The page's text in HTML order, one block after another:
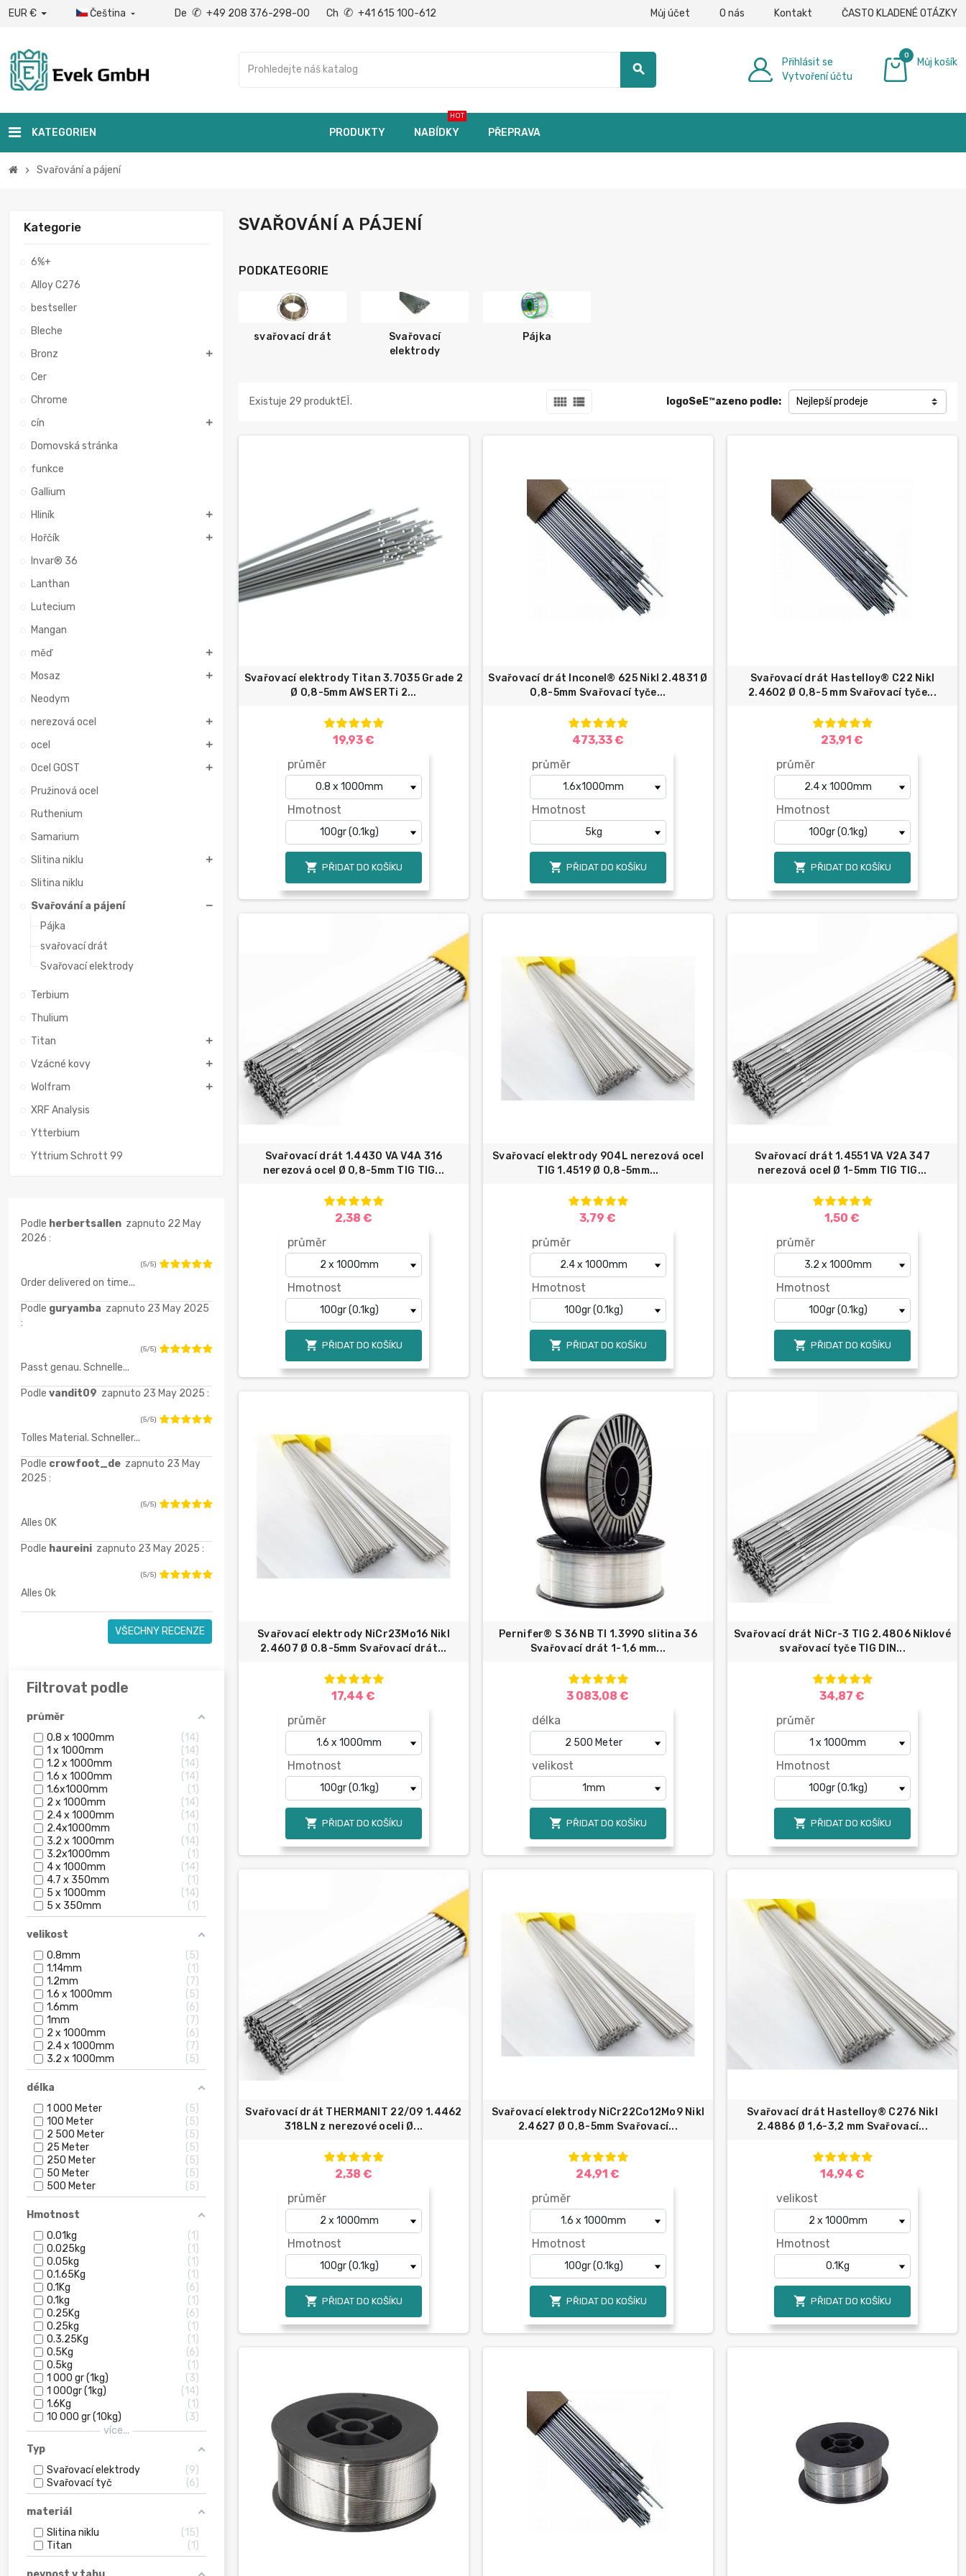
EUR € Čeština  De ✆ +49 208 376-298-00 Ch ✆ +41 615 100-612 Můj účet O nás Kontakt ČASTO KLADENÉ OTÁZKY
search
Přihlásit se
Vytvoření účtu
0
Můj košík
KATEGORIEN PRODUKTY NABÍDKY
HOT
PŘEPRAVA
chevron_right Svařování a pájení
Kategorie
6%+
Alloy C276
bestseller
Bleche
Bronz
Cer
Chrome
cín
Domovská stránka
funkce
Gallium
Hliník
Hořčík
Invar® 36
Lanthan
Lutecium
Mangan
měď
Mosaz
Neodym
nerezová ocel
ocel
Ocel GOST
Pružinová ocel
Ruthenium
Samarium
Slitina niklu
Slitina niklu
Svařování a pájení
Pájka
svařovací drát
Svařovací elektrody
Terbium
Thulium
Titan
Vzácné kovy
Wolfram
XRF Analysis
Ytterbium
Yttrium Schrott 99
Podle herbertsallen zapnuto 22 May
2026 :
(5/5)
Order delivered on time...
Podle guryamba zapnuto 23 May 2025
:
(5/5)
Passt genau. Schnelle...
Podle vandit09 zapnuto 23 May 2025 :
(5/5)
Tolles Material. Schneller...
Podle crowfoot_de zapnuto 23 May
2025 :
(5/5)
Alles OK
Podle haureini zapnuto 23 May 2025 :
(5/5)
Alles Ok
VŠECHNY RECENZE
Filtrovat podle
průměr
0.8 x 1000mm
14
1 x 1000mm
14
1.2 x 1000mm
14
1.6 x 1000mm
14
1.6x1000mm
1
2 x 1000mm
14
2.4 x 1000mm
14
2.4x1000mm
1
3.2 x 1000mm
14
3.2x1000mm
1
4 x 1000mm
14
4.7 x 350mm
1
5 x 1000mm
14
5 x 350mm
1
velikost
0.8mm
5
1.14mm
1
1.2mm
7
1.6 x 1000mm
5
1.6mm
6
1mm
7
2 x 1000mm
6
2.4 x 1000mm
7
3.2 x 1000mm
5
délka
1 000 Meter
5
100 Meter
5
2 500 Meter
5
25 Meter
5
250 Meter
5
50 Meter
5
500 Meter
5
Hmotnost
0.01kg
1
0.025kg
1
0.05kg
1
0.1.65Kg
1
0.1Kg
6
0.1kg
1
0.25Kg
6
0.25kg
1
0.3.25Kg
1
0.5Kg
6
0.5kg
1
1 000 gr (1kg)
3
1 000gr (1kg)
14
1.6Kg
1
10 000 gr (10kg)
3
více...
Typ
Svařovací elektrody
9
Svařovací tyč
6
materiál
Slitina niklu
15
Titan
1
SVAŘOVÁNÍ A PÁJENÍ
PODKATEGORIE
svařovací drát
Svařovací
elektrody
Pájka
view_comfy view_list logoSeЕ™azeno podle: Nejlepší prodeje
Existuje 29 produktЕЇ.
Svařovací elektrody Titan 3.7035 Grade 2
Ø 0,8-5mm AWS ERTi 2...
19,93 €
průměr
Hmotnost
 PŘIDAT DO KOŠÍKU
Svařovací drát Inconel® 625 Nikl 2.4831 Ø
0,8-5mm Svařovací tyče...
473,33 €
průměr
Hmotnost
 PŘIDAT DO KOŠÍKU
Svařovací drát Hastelloy® C22 Nikl
2.4602 Ø 0,8-5 mm Svařovací tyče...
23,91 €
průměr
Hmotnost
 PŘIDAT DO KOŠÍKU
Svařovací drát 1.4430 VA V4A 316
nerezová ocel Ø 0,8-5mm TIG TIG...
2,38 €
průměr
Hmotnost
 PŘIDAT DO KOŠÍKU
Svařovací elektrody 904L nerezová ocel
TIG 1.4519 Ø 0,8-5mm...
3,79 €
průměr
Hmotnost
 PŘIDAT DO KOŠÍKU
Svařovací drát 1.4551 VA V2A 347
nerezová ocel Ø 1-5mm TIG TIG...
1,50 €
průměr
Hmotnost
 PŘIDAT DO KOŠÍKU
Svařovací elektrody NiCr23Mo16 Nikl
2.4607 Ø 0.8-5mm Svařovací drát...
17,44 €
průměr
Hmotnost
 PŘIDAT DO KOŠÍKU
Pernifer® S 36 NB TI 1.3990 slitina 36
Svařovací drát 1-1,6 mm...
3 083,08 €
délka
velikost
 PŘIDAT DO KOŠÍKU
Svařovací drát NiCr-3 TIG 2.4806 Niklové
svařovací tyče TIG DIN...
34,87 €
průměr
Hmotnost
 PŘIDAT DO KOŠÍKU
Svařovací drát THERMANIT 22/09 1.4462
318LN z nerezové oceli Ø...
2,38 €
průměr
Hmotnost
 PŘIDAT DO KOŠÍKU
Svařovací elektrody NiCr22Co12Mo9 Nikl
2.4627 Ø 0,8-5mm Svařovací...
24,91 €
průměr
Hmotnost
 PŘIDAT DO KOŠÍKU
Svařovací drát Hastelloy® C276 Nikl
2.4886 Ø 1,6-3,2 mm Svařovací...
14,94 €
velikost
Hmotnost
 PŘIDAT DO KOŠÍKU